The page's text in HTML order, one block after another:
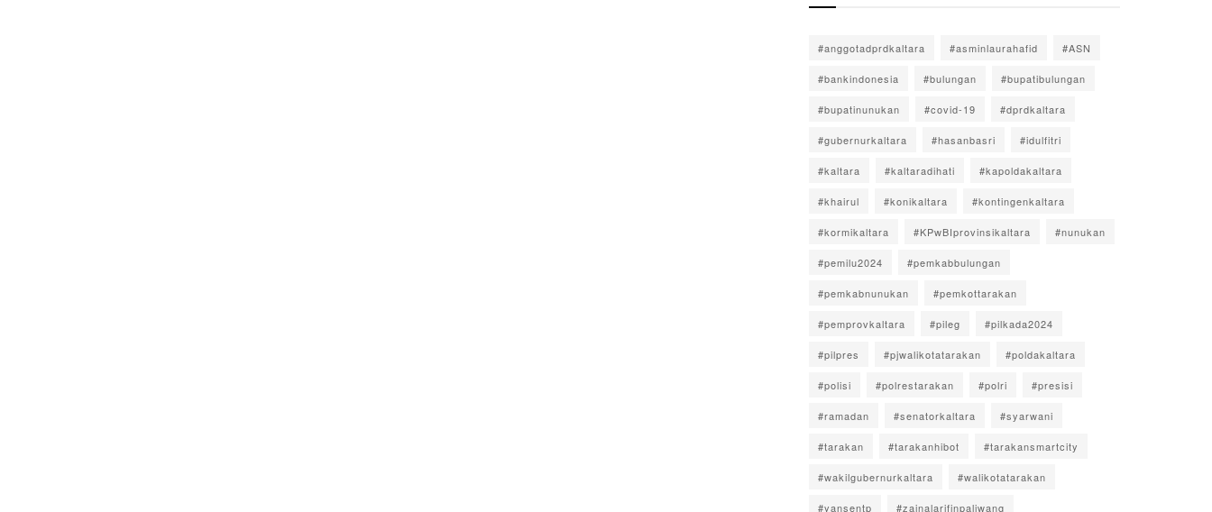
#anggotadprdkaltara #asminlaurahafid #ASN
#bankindonesia #bulungan #bupatibulungan
#bupatinunukan #covid-19 #dprdkaltara
#gubernurkaltara #hasanbasri #idulfitri
#kaltara #kaltaradihati #kapoldakaltara
#khairul #konikaltara #kontingenkaltara
#kormikaltara #KPwBIprovinsikaltara #nunukan
#pemilu2024 #pemkabbulungan
#pemkabnunukan #pemkottarakan
#pemprovkaltara #pileg #pilkada2024
#pilpres #pjwalikotatarakan #poldakaltara
#polisi #polrestarakan #polri #presisi
#ramadan #senatorkaltara #syarwani
#tarakan #tarakanhibot #tarakansmartcity
#wakilgubernurkaltara #walikotatarakan
#yansentp #zainalarifinpaliwang